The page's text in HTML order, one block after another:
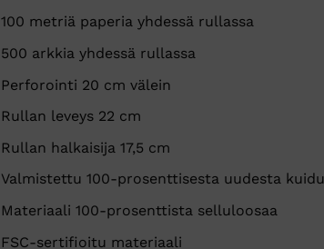
100 metriä paperia yhdessä rullassa
500 arkkia yhdessä rullassa
Perforointi 20 cm välein
Rullan leveys 22 cm
Rullan halkaisija 17,5 cm
Valmistettu 100-prosenttisesta uudesta
Materiaali 100-prosenttista selluloosaa
FSC-sertifioitu materiaali